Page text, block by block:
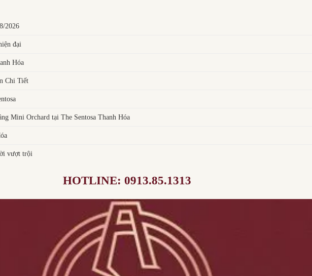
2026
đại
Hóa
Chi Tiết
Mini Orchard tại The Sentosa Thanh Hóa
vượt trội
HOTLINE: 0913.85.1313